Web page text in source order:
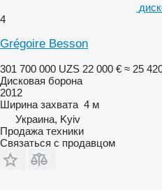
4
Grégoire Besson
301 700 000 UZS 22 000 € ≈ 25
Дисковая борона
2012
Ширина захвата 4 м
Украина, Kyiv
Продажа техники
Связаться с продавцом